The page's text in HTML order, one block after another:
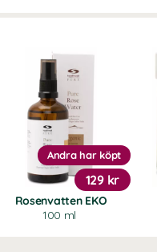
Rosenvatten EKO
100 ml
Andra har köpt
129 kr